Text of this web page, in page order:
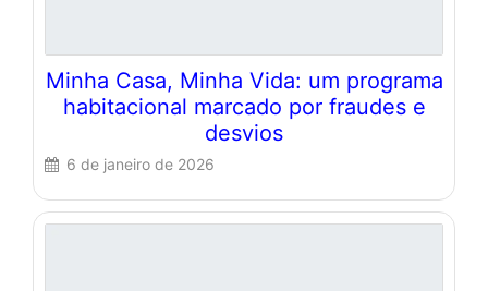
Minha Casa, Minha Vida: um programa
habitacional marcado por fraudes e
desvios
6 de janeiro de 2026